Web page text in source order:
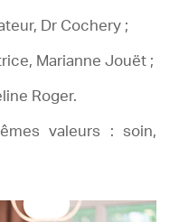
Dr Cochery ;
Marianne Jouët ;
Roger.
valeurs : soin,